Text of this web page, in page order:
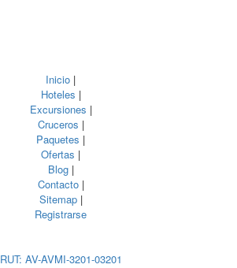
Inicio |
Hoteles |
Excursiones |
Cruceros |
Paquetes |
Ofertas |
Blog|
Contacto|
Sitemap|
Registrarse
RUT: AV-AVMI-3201-03201